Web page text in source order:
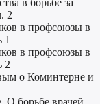
в борьбе за
2
в профсоюзы в
1
в профсоюзы в
2
о Коминтерне и